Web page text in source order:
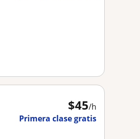
$45/h
Primera clase gratis